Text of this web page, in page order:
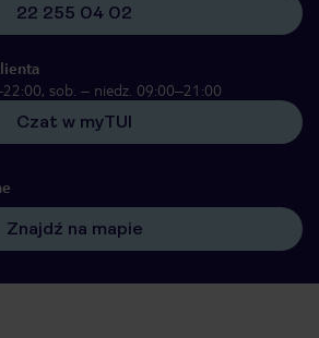
22 255 04 02
sob. – niedz. 09:00–21:00
Czat w myTUI
Znajdź na mapie